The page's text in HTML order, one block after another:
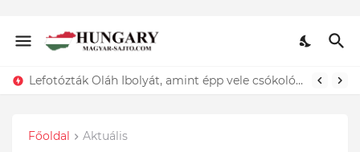
Lefotózták Oláh Ibolyát, amint épp vele csókolózik - EZT nem hiszed el, kinek a karjában kötött ki...ÍME
Főoldal Aktuális